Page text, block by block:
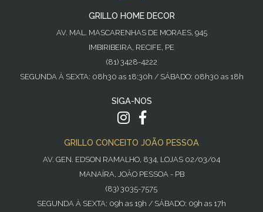
GRILLO HOME DECOR
AV. MAL. MASCARENHAS DE MORAES, 945
IMBIRIBEIRA, RECIFE, PE
(81) 3428-4222
SEGUNDA À SEXTA: 08h30 as 18:30h / SÁBADO: 08h30 as 18h
SIGA-NOS
GRILLO CONCEITO JOÃO PESSOA
AV. GEN. EDSON RAMALHO, 834, LOJAS 02/03/04
MANAÍRA, JOÃO PESSOA - PB
(83) 3035-7575
SEGUNDA À SEXTA: 09h as 19h / SÁBADO: 09h as 17h